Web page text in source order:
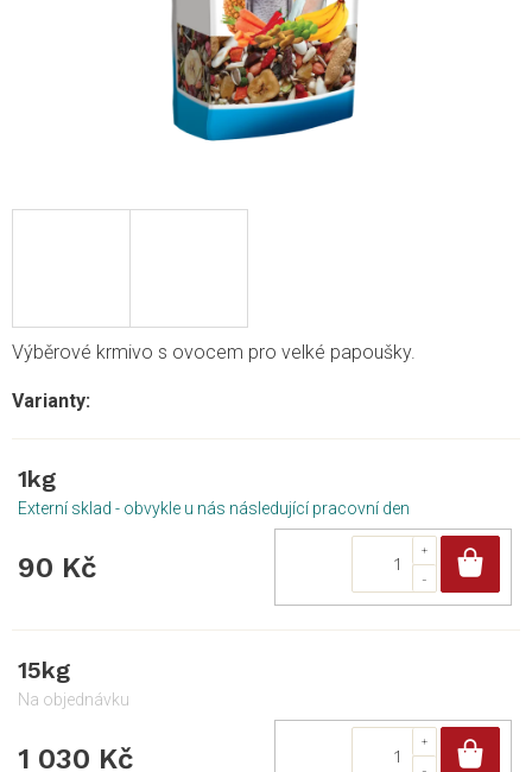
Výběrové krmivo s ovocem pro velké papoušky.
1kg
Externí sklad - obvykle u nás následující pracovní den
90 Kč
15kg
Na objednávku
1 030 Kč